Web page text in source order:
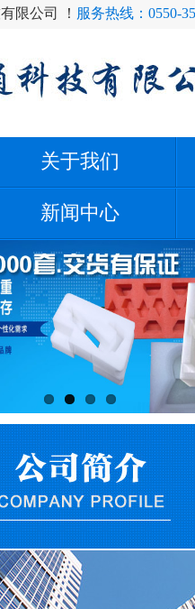
限公司 ！ 服务热线：0550-
关于我们
新闻中心